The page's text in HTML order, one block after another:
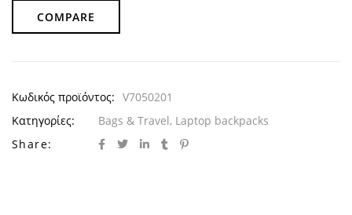
COMPARE
Κωδικός προϊόντος: V7050201
Κατηγορίες:
Bags & Travel, Laptop backpacks
Share: